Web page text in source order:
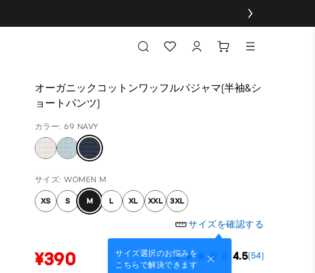
オーガニックコットンワッフルパジャマ(半袖&シ
ョートパンツ)
カラー: 69 NAVY
サイズ: WOMEN M
XS S M L XL XXL 3XL
サイズを確認する
サイズ選択のお悩みを
こちらで解決できます
¥390 4.5(54)